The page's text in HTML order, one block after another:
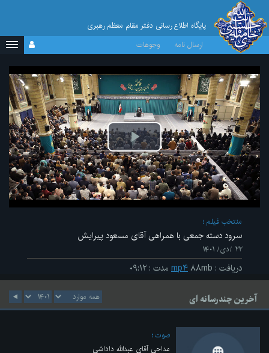
پایگاه اطلاع رسانی دفتر مقام معظم رهبری
ارسال نامه
وجوهات
پخش
ویدیو
منتخب فیلم
سرود دسته جمعی با همراهی آقای مسعود پیرایش
۲۲ /دی/ ۱۴۰۱
دریافت : mp۴ ۸۸mb مدت : ۰۹:۱۲
آخرین چندرسانه ای
صوت
مداحی آقای عبدالله داداشی